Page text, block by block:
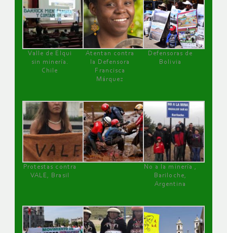
Valle de Elqui
sin minería.
Chile
Atentan contra
la Defensora
Francisca
Márquez
Defensoras de
Bolivia
Protestas contra
VALE, Brasil
No a la minería ,
Bariloche,
Argentina